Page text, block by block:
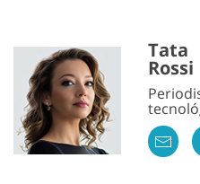
Tata
Rossi